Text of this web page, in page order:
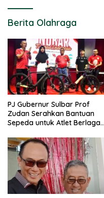
Berita Olahraga
PJ Gubernur Sulbar Prof
Zudan Serahkan Bantuan
Sepeda untuk Atlet Berlaga